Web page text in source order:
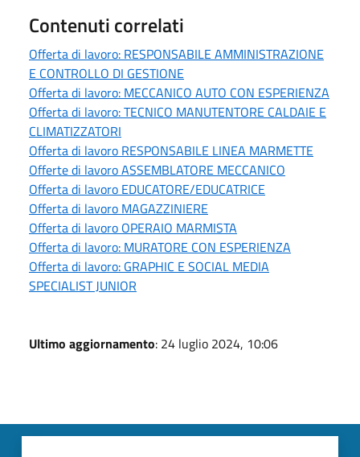
Contenuti correlati
Offerta di lavoro: RESPONSABILE AMMINISTRAZIONE
E CONTROLLO DI GESTIONE
Offerta di lavoro: MECCANICO AUTO CON ESPERIENZA
Offerta di lavoro: TECNICO MANUTENTORE CALDAIE E
CLIMATIZZATORI
Offerta di lavoro RESPONSABILE LINEA MARMETTE
Offerte di lavoro ASSEMBLATORE MECCANICO
Offerta di lavoro EDUCATORE/EDUCATRICE
Offerta di lavoro MAGAZZINIERE
Offerta di lavoro OPERAIO MARMISTA
Offerta di lavoro: MURATORE CON ESPERIENZA
Offerta di lavoro: GRAPHIC E SOCIAL MEDIA
SPECIALIST JUNIOR
Ultimo aggiornamento: 24 luglio 2024, 10:06